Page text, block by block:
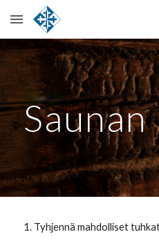
Skip to main content
Tyhjennä mahdolliset